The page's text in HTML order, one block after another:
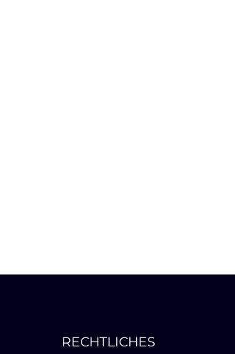
RECHTLICHES